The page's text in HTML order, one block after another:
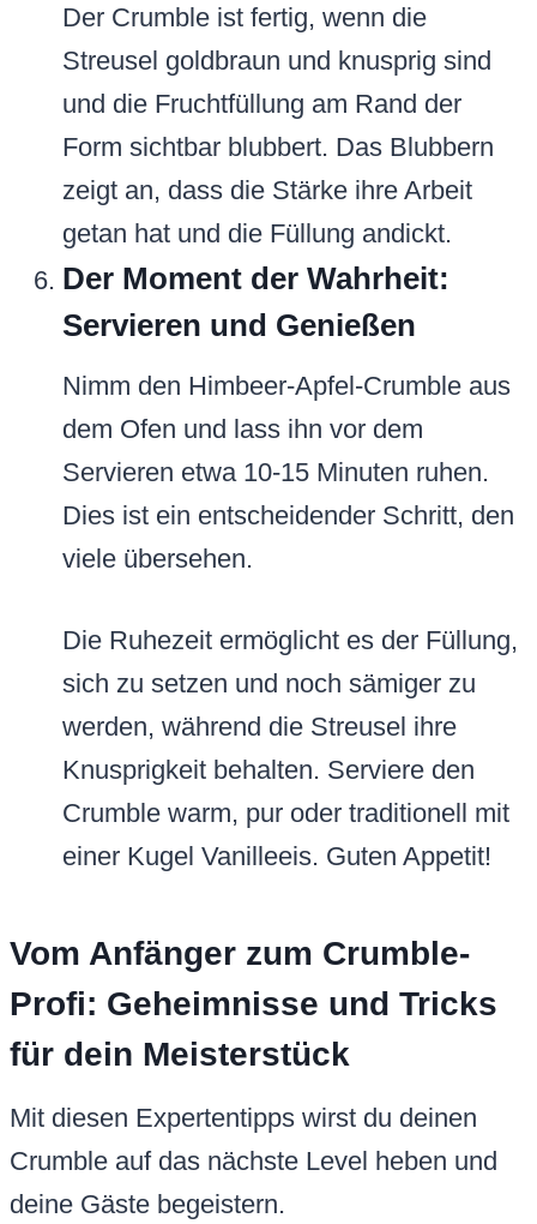
Der Crumble ist fertig, wenn die
Streusel goldbraun und knusprig sind
und die Fruchtfüllung am Rand der
Form sichtbar blubbert. Das Blubbern
zeigt an, dass die Stärke ihre Arbeit
getan hat und die Füllung andickt.
Der Moment der Wahrheit:
Servieren und Genießen
Nimm den Himbeer-Apfel-Crumble aus
dem Ofen und lass ihn vor dem
Servieren etwa 10-15 Minuten ruhen.
Dies ist ein entscheidender Schritt, den
viele übersehen.
Die Ruhezeit ermöglicht es der Füllung,
sich zu setzen und noch sämiger zu
werden, während die Streusel ihre
Knusprigkeit behalten. Serviere den
Crumble warm, pur oder traditionell mit
einer Kugel Vanilleeis. Guten Appetit!
Vom Anfänger zum Crumble-
Profi: Geheimnisse und Tricks
für dein Meisterstück
Mit diesen Expertentipps wirst du deinen
Crumble auf das nächste Level heben und
deine Gäste begeistern.